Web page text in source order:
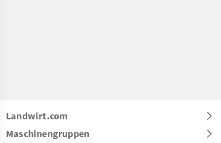
Landwirt.com
Maschinengruppen